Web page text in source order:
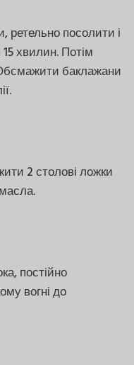
ретельно посолити і
хвилин. Потім
баклажани
2 столові ложки
постійно
вогні до